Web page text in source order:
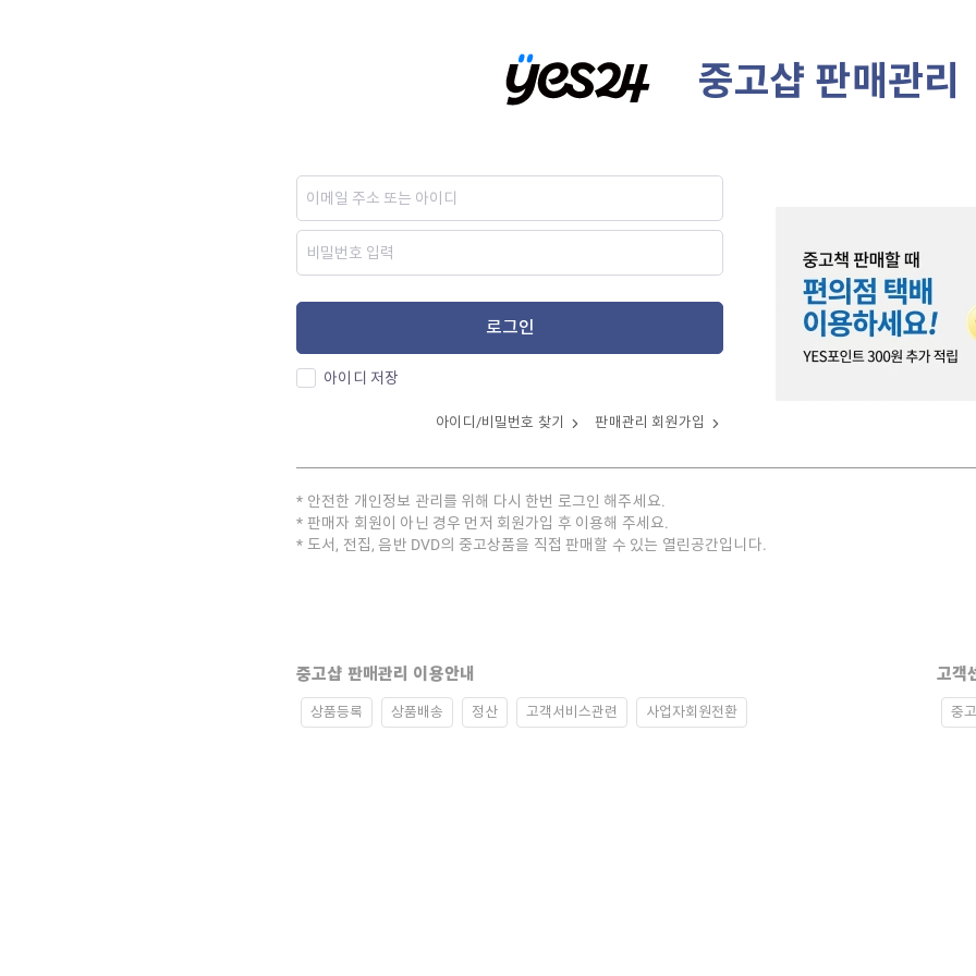
중고샵 판매관리
로그인
아이디 저장
아이디/비밀번호 찾기 판매관리 회원가입
안전한 개인정보 관리를 위해 다시 한번 로그인 해주세요.
판매자 회원이 아닌 경우 먼저 회원가입 후 이용해 주세요.
도서, 전집, 음반 DVD의 중고상품을 직접 판매할 수 있는 열린공간입니다.
중고샵 판매관리 이용안내
상품등록 상품배송 정산 고객서비스관련 사업자회원전환
고객
중